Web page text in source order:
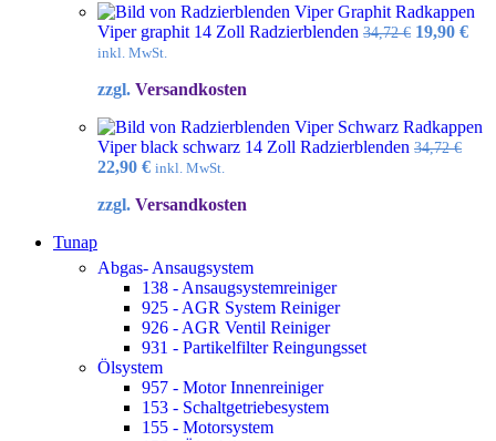
Radkappen
Viper graphit 14 Zoll Radzierblenden 34,72€ 19,90 €
inkl. MwSt.
zzgl. Versandkosten
Radkappen
Viper black schwarz 14 Zoll Radzierblenden 34,72€
Ursprünglicher
war:
22,90 €Aktueller
ist:
inkl. MwSt.
zzgl. Versandkosten
Tunap
Abgas- Ansaugsystem
138 - Ansaugsystemreiniger
925 - AGR System Reiniger
926 - AGR Ventil Reiniger
931 - Partikelfilter Reingungsset
Ölsystem
957 - Motor Innenreiniger
153 - Schaltgetriebesystem
155 - Motorsystem